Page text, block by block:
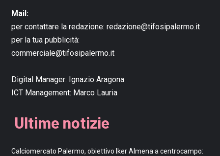
Mail:
per contattare la redazione: redazione@tifosipalermo.it
per la tua pubblicità:
commerciale@tifosipalermo.it
Digital Manager: Ignazio Aragona
ICT Management: Marco Lauria
Ultime notizie
Calciomercato Palermo, obiettivo Iker Almena a centrocampo: